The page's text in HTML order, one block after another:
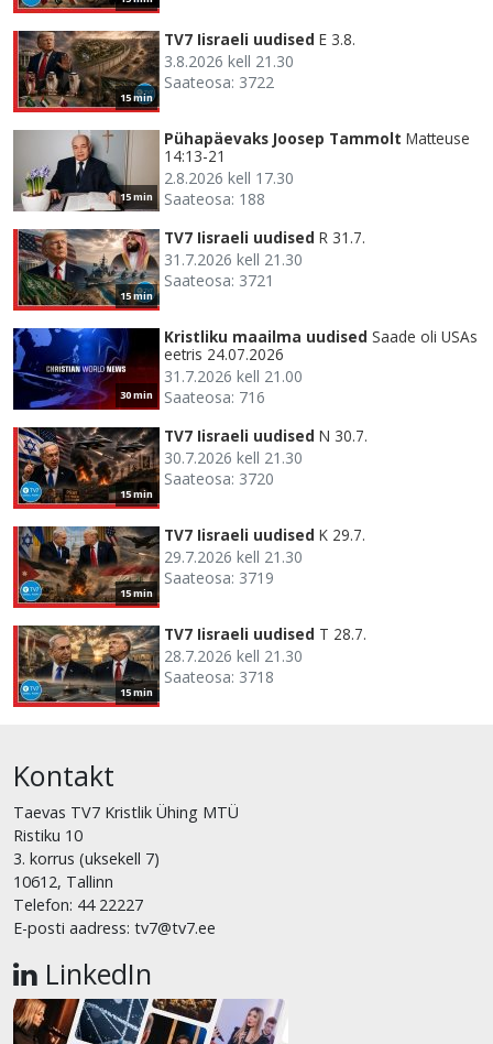
15 min
TV7 Iisraeli uudised E 3.8.
3.8.2026 kell 21.30
Saateosa: 3722
15 min
Pühapäevaks Joosep Tammolt Matteuse
14:13-21
2.8.2026 kell 17.30
Saateosa: 188
15 min
TV7 Iisraeli uudised R 31.7.
31.7.2026 kell 21.30
Saateosa: 3721
30 min
Kristliku maailma uudised Saade oli USAs
eetris 24.07.2026
31.7.2026 kell 21.00
Saateosa: 716
15 min
TV7 Iisraeli uudised N 30.7.
30.7.2026 kell 21.30
Saateosa: 3720
15 min
TV7 Iisraeli uudised K 29.7.
29.7.2026 kell 21.30
Saateosa: 3719
15 min
TV7 Iisraeli uudised T 28.7.
28.7.2026 kell 21.30
Saateosa: 3718
Kontakt
Taevas TV7 Kristlik Ühing MTÜ
Ristiku 10
3. korrus (uksekell 7)
10612, Tallinn
Telefon: 44 22227
E-posti aadress: tv7@tv7.ee
LinkedIn